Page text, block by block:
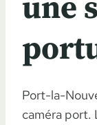
une
Port-la-
caméra port.